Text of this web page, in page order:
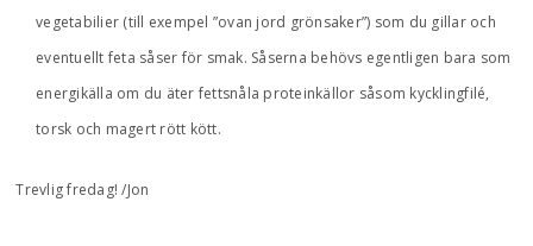
vegetabilier (till exempel ”ovan jord grönsaker”) som du gillar och
eventuellt feta såser för smak. Såserna behövs egentligen bara som
energikälla om du äter fettsnåla proteinkällor såsom kycklingfilé,
torsk och magert rött kött.
Trevlig fredag! /Jon